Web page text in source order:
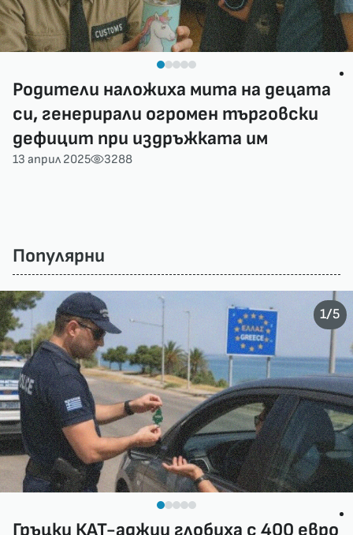
Родители наложиха мита на децата
си, генерирали огромен търговски
дефицит при издръжката им
13 април 2025 3288
Популярни
Гръцки КАТ-аджии глобиха с 400 евро
1/5